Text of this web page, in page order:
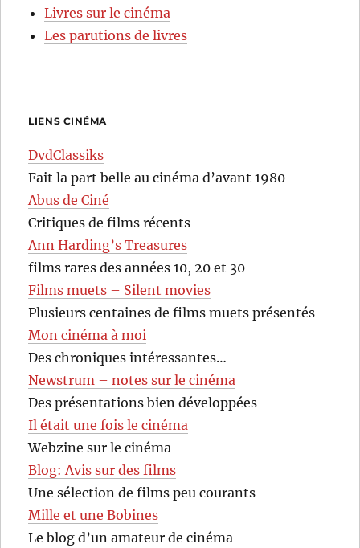
Livres sur le cinéma
Les parutions de livres
LIENS CINÉMA
DvdClassiks
Fait la part belle au cinéma d’avant 1980
Abus de Ciné
Critiques de films récents
Ann Harding’s Treasures
films rares des années 10, 20 et 30
Films muets – Silent movies
Plusieurs centaines de films muets présentés
Mon cinéma à moi
Des chroniques intéressantes…
Newstrum – notes sur le cinéma
Des présentations bien développées
Il était une fois le cinéma
Webzine sur le cinéma
Blog: Avis sur des films
Une sélection de films peu courants
Mille et une Bobines
Le blog d’un amateur de cinéma